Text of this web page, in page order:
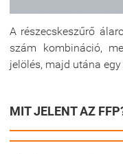
A részecskeszűrő
szám kombináció,
jelölés, majd utána
MIT JELENT AZ